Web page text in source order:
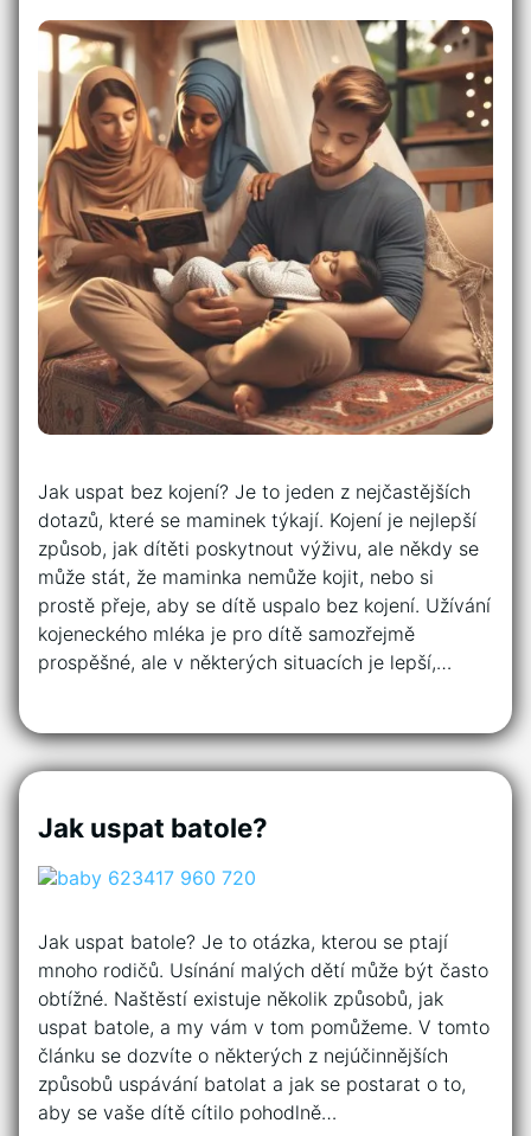
Jak uspat bez kojení? Je to jeden z nejčastějších
dotazů, které se maminek týkají. Kojení je nejlepší
způsob, jak dítěti poskytnout výživu, ale někdy se
může stát, že maminka nemůže kojit, nebo si
prostě přeje, aby se dítě uspalo bez kojení. Užívání
kojeneckého mléka je pro dítě samozřejmě
prospěšné, ale v některých situacích je lepší,…
Jak uspat batole?
Jak uspat batole? Je to otázka, kterou se ptají
mnoho rodičů. Usínání malých dětí může být často
obtížné. Naštěstí existuje několik způsobů, jak
uspat batole, a my vám v tom pomůžeme. V tomto
článku se dozvíte o některých z nejúčinnějších
způsobů uspávání batolat a jak se postarat o to,
aby se vaše dítě cítilo pohodlně…